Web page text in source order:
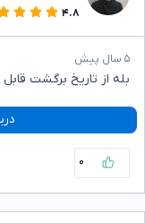
۴.۸
۵ سال پیش
بله از تاریخ برگشت
۰